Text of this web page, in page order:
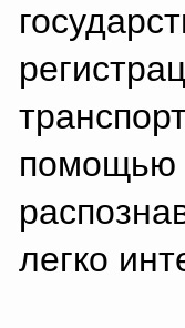
помощью
легко